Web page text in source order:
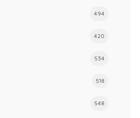
494
420
534
518
548